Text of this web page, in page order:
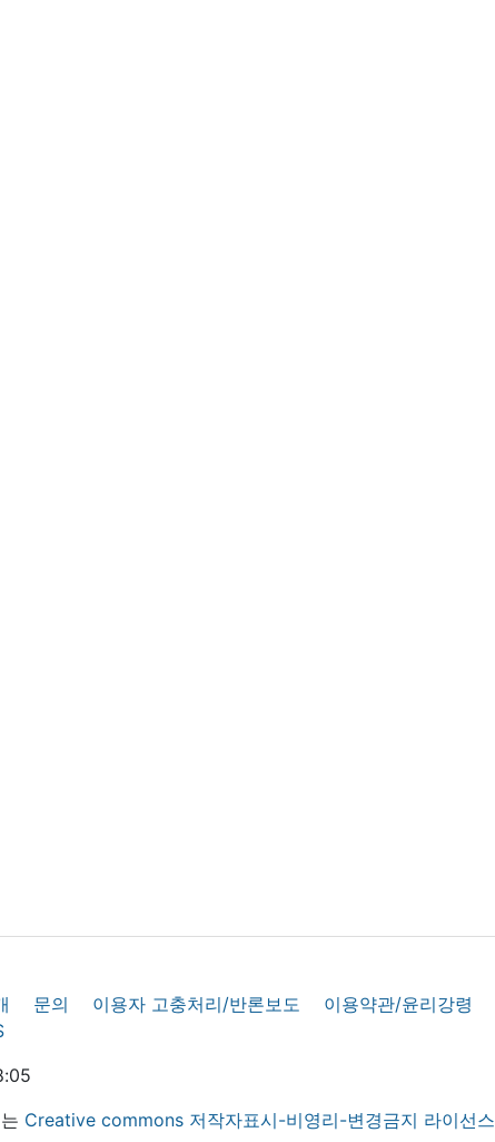
문의 이용자 고충처리/반론보도 이용약관/윤리강령
Creative commons 저작자표시-비영리-변경금지 라이선스